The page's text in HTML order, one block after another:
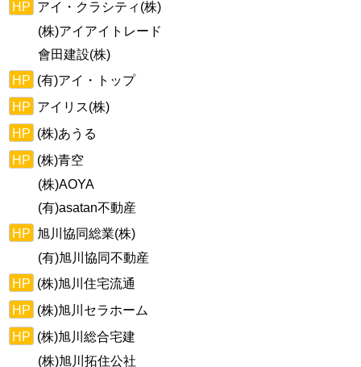
HP アイ・クラシティ(株)
(株)アイアイトレード
會田建設(株)
HP (有)アイ・トップ
HP アイリス(株)
HP (株)あうる
HP (株)青空
(株)AOYA
(有)asatan不動産
HP 旭川協同総業(株)
(有)旭川協同不動産
HP (株)旭川住宅流通
HP (株)旭川セラホーム
HP (株)旭川総合宅建
(株)旭川拓住公社